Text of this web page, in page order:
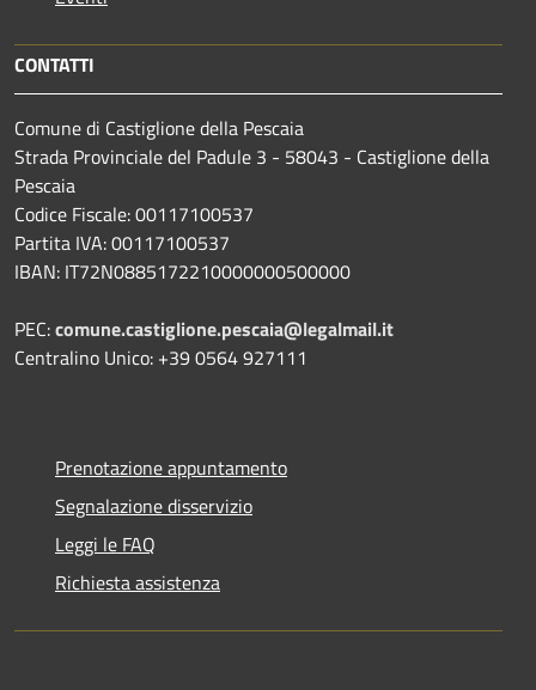
CONTATTI
Comune di Castiglione della Pescaia
Strada Provinciale del Padule 3 - 58043 - Castiglione della
Pescaia
Codice Fiscale: 00117100537
Partita IVA: 00117100537
IBAN: IT72N0885172210000000500000
PEC:comune.castiglione.pescaia@legalmail.it
Centralino Unico: +39 0564 927111
Prenotazione appuntamento
Segnalazione disservizio
Leggi le FAQ
Richiesta assistenza